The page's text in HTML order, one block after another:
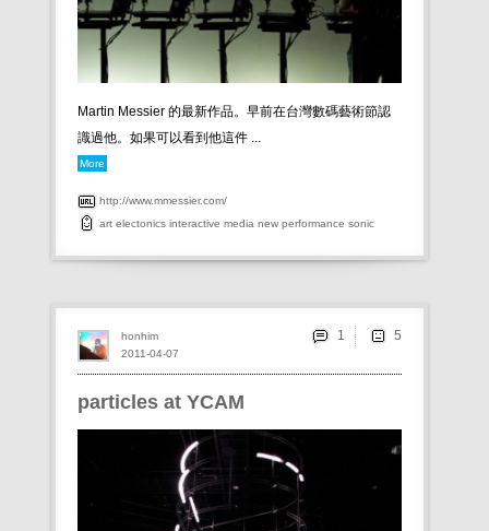
Martin Messier 的最新作品。早前在台灣數碼藝術節認
識過他。如果可以看到他這件 ...
More
http://www.mmessier.com/
art electonics interactive media new performance sonic
particles at YCAM
2011-04-07
honhim 1